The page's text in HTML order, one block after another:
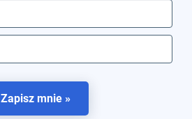
Zapisz mnie »